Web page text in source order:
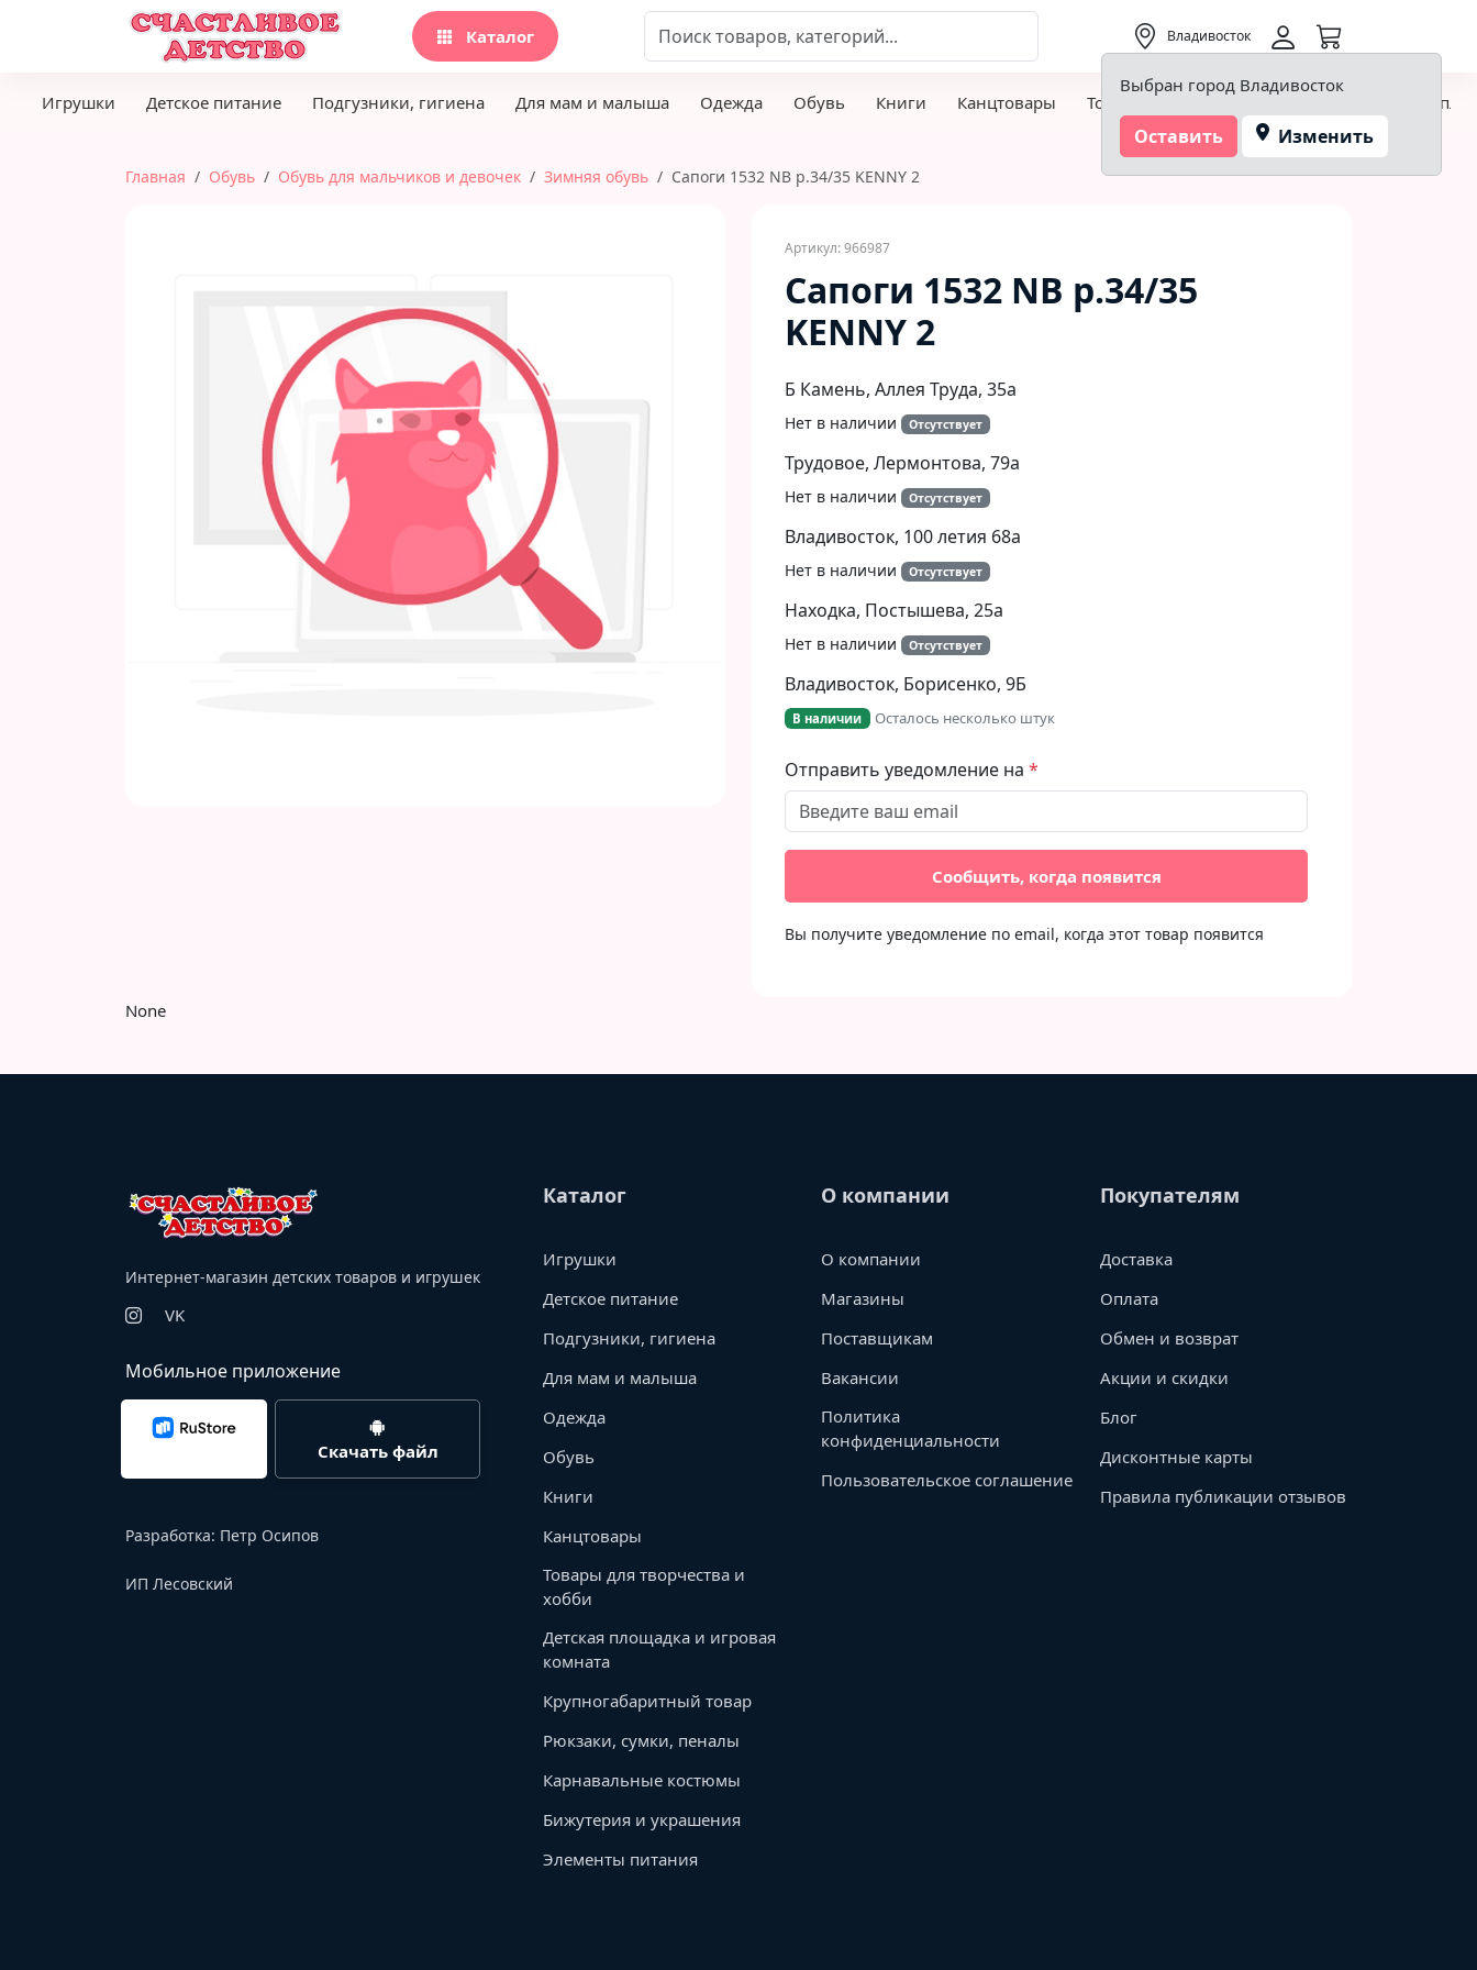
Каталог Владивосток
Выбран город Владивосток
Оставить Изменить
Игрушки Детское питание Подгузники, гигиена Для мам и малыша Одежда Обувь Книги Канцтовары Товары для творчества и хобби Детская
Главная Обувь Обувь для мальчиков и девочек Зимняя обувь Сапоги 1532 NB р.34/35 KENNY 2
Артикул: 966987
Сапоги 1532 NB р.34/35
KENNY 2
Б Камень, Аллея Труда, 35а
Нет в наличии Отсутствует
Трудовое, Лермонтова, 79а
Нет в наличии Отсутствует
Владивосток, 100 летия 68а
Нет в наличии Отсутствует
Находка, Постышева, 25а
Нет в наличии Отсутствует
Владивосток, Борисенко, 9Б​
В наличии Осталось несколько штук
Отправить уведомление на
Сообщить, когда появится
Вы получите уведомление по email, когда этот товар появится
None
Интернет-магазин детских товаров и игрушек
VK
Мобильное приложение
Скачать файл
Разработка: Петр Осипов
ИП Лесовский
Каталог
Игрушки
Детское питание
Подгузники, гигиена
Для мам и малыша
Одежда
Обувь
Книги
Канцтовары
Товары для творчества и
хобби
Детская площадка и игровая
комната
Крупногабаритный товар
Рюкзаки, сумки, пеналы
Карнавальные костюмы
Бижутерия и украшения
Элементы питания
О компании
О компании
Магазины
Поставщикам
Вакансии
Политика
конфиденциальности
Пользовательское соглашение
Покупателям
Доставка
Оплата
Обмен и возврат
Акции и скидки
Блог
Дисконтные карты
Правила публикации отзывов